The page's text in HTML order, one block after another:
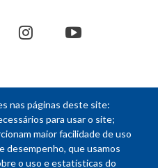
nas páginas deste site:
para usar o site;
maior facilidade de uso
desempenho, que usamos
o uso e estatísticas do
instagramyoutube